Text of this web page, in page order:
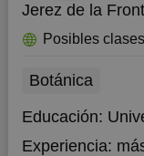
Jerez de la
Posibles
Botánica
Educación:
Experiencia: